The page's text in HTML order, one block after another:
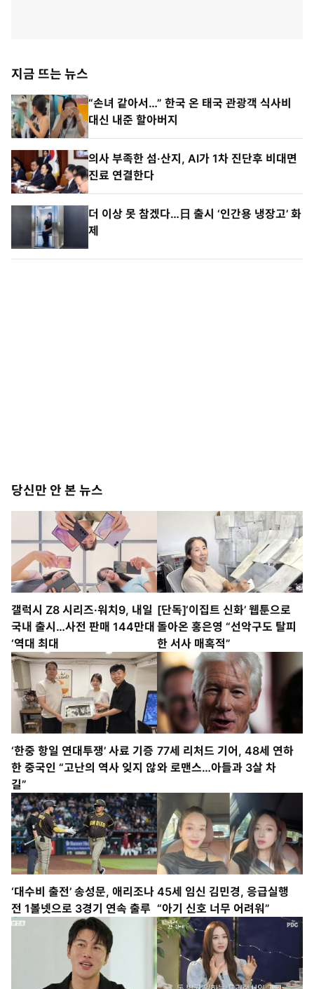
지금 뜨는 뉴스
“손녀 같아서…” 한국 온 태국 관광객 식사비
대신 내준 할아버지
의사 부족한 섬·산지, AI가 1차 진단후 비대면
진료 연결한다
더 이상 못 참겠다…日 출시 ‘인간용 냉장고’ 화
제
당신만 안 본 뉴스
갤럭시 Z8 시리즈·워치9, 내일
국내 출시…사전 판매 144만대
‘역대 최대
[단독]‘이집트 신화’ 웹툰으로
돌아온 홍은영 “선악구도 탈피
한 서사 매혹적”
‘한중 항일 연대투쟁’ 사료 기증
한 중국인 “고난의 역사 잊지 않
길”
77세 리처드 기어, 48세 연하
와 로맨스…아들과 3살 차
‘대수비 출전’ 송성문, 애리조나
전 1볼넷으로 3경기 연속 출루
45세 임신 김민경, 응급실행
“아기 신호 너무 어려워”